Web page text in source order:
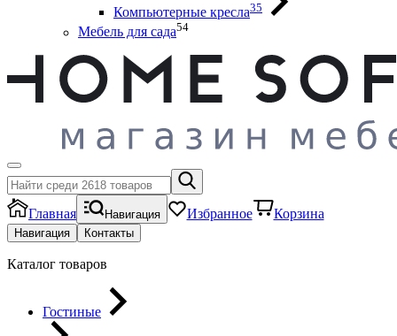
Компьютерные кресла35
Мебель для сада54
Главная Навигация Избранное Корзина
Навигация Контакты
Каталог товаров
Гостиные